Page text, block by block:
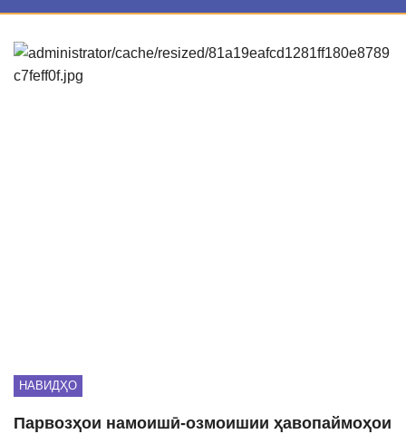
НАВИДҲО
Парвозҳои намоишӣ-озмоишии ҳавопаймоҳои